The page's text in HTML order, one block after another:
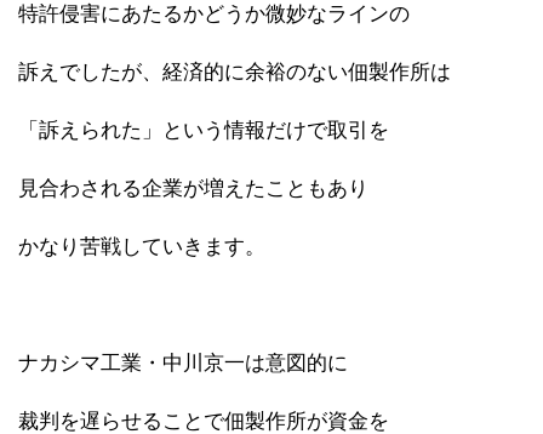
特許侵害にあたるかどうか微妙なラインの
訴えでしたが、経済的に余裕のない佃製作所は
「訴えられた」という情報だけで取引を
見合わされる企業が増えたこともあり
かなり苦戦していきます。
ナカシマ工業・中川京一は意図的に
裁判を遅らせることで佃製作所が資金を